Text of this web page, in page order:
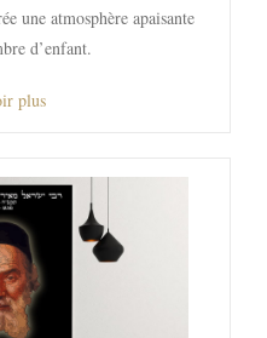
une atmosphère apaisante
d’enfant.
plus